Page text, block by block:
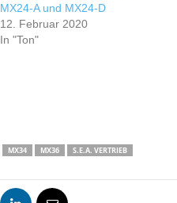
MX24-A und MX24-D
12. Februar 2020
In "Ton"
MX34 MX36
S.E.A. VERTRIEB